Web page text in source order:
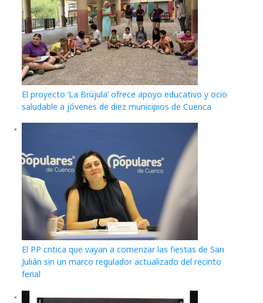
El proyecto ‘La Brújula’ ofrece apoyo educativo y ocio
saludable a jóvenes de diez municipios de Cuenca
El PP critica que vayan a comenzar las fiestas de San
Julián sin un marco regulador actualizado del recinto
ferial